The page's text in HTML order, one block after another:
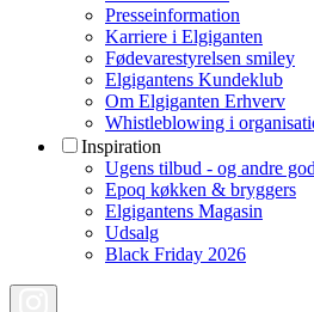
Presseinformation
Karriere i Elgiganten
Fødevarestyrelsen smiley
Elgigantens Kundeklub
Om Elgiganten Erhverv
Whistleblowing i
Inspiration
Ugens tilbud - og andre
Epoq køkken & bryggers
Elgigantens Magasin
Udsalg
Black Friday 2026